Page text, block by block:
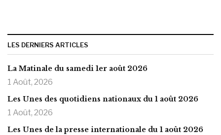
LES DERNIERS ARTICLES
La Matinale du samedi 1er août 2026
1 Août, 2026
Les Unes des quotidiens nationaux du 1 août 2026
1 Août, 2026
Les Unes de la presse internationale du 1 août 2026